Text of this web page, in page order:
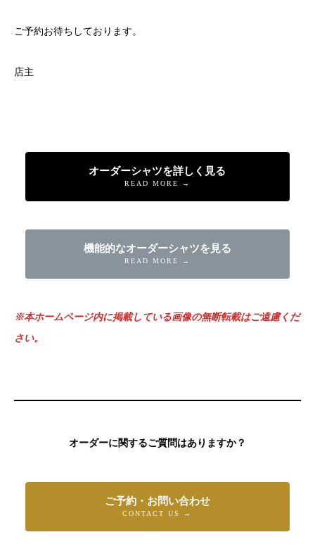
ご予約お待ちしております。
店主
オーダーシャツを詳しく見る
READ MORE →
機能的なオーダーシャツを見る
READ MORE →
※本ホームページ内に掲載している画像の無断転載はご遠慮くだ
さい。
オーダーに関するご質問はありますか？
ご予約・お問い合わせ
CONTACT US →